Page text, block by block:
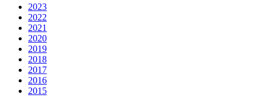
2023
2022
2021
2020
2019
2018
2017
2016
2015